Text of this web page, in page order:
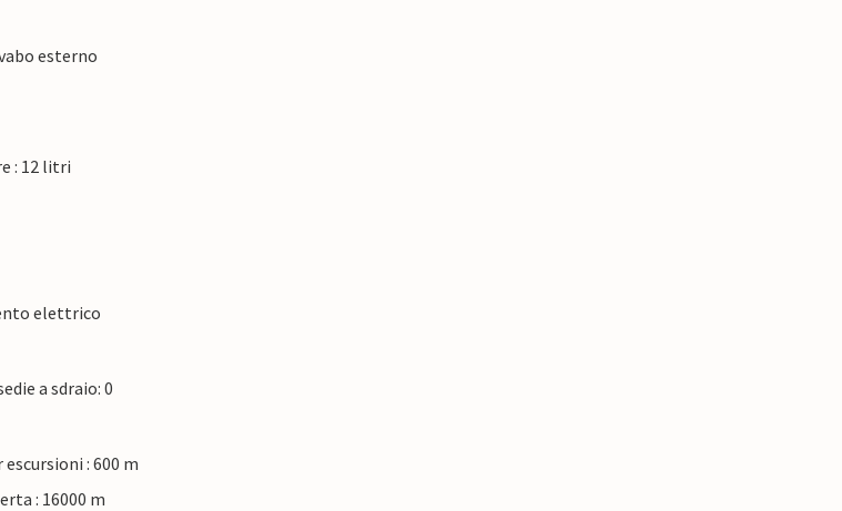
esterno
: 12 litri
elettrico
a sdraio: 0
: 600 m
: 16000 m